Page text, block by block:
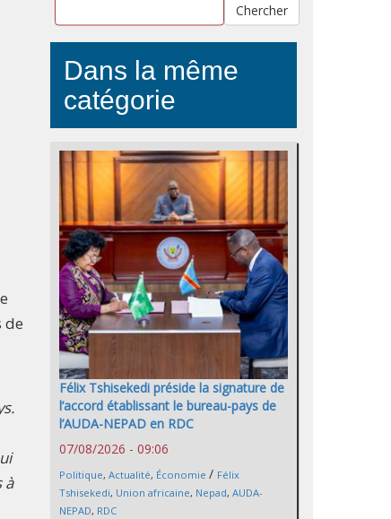
de
à
Chercher
Dans la même
catégorie
Félix Tshisekedi préside la signature de
l’accord établissant le bureau-pays de
l’AUDA-NEPAD en RDC
07/08/2026 - 09:06
Politique, Actualité, Économie / Félix
Tshisekedi, Union africaine, Nepad, AUDA-
NEPAD, RDC